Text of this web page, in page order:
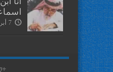
7 أبريل، 2025